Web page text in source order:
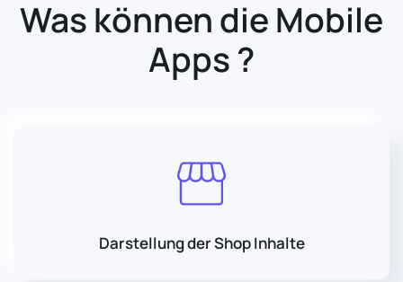
Was können die Mobile
Apps ?
Darstellung der Shop Inhalte